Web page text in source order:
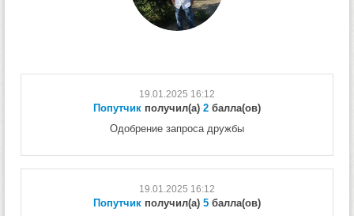
19.01.2025 16:12
Попутчик получил(а) 2 балла(ов)
Одобрение запроса дружбы
19.01.2025 16:12
Попутчик получил(а) 5 балла(ов)